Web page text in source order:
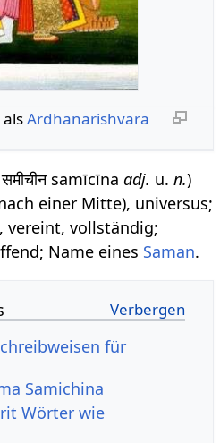
alsArdhanarishvara
samīcīnaadj. u.n.)
einer Mitte), universus;
vereint, vollständig;
Name eines Saman.
für
Samichina
Wörter wie